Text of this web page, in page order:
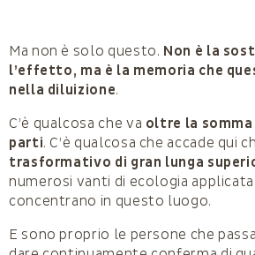
Ma non è solo questo. Non è la
l’effetto, ma è la memoria che
nella diluizione.
C’è qualcosa che va oltre la
parti. C’è qualcosa che accade qui
trasformativo di gran lunga
numerosi vanti di ecologia
concentrano in questo luogo.
E sono proprio le persone che